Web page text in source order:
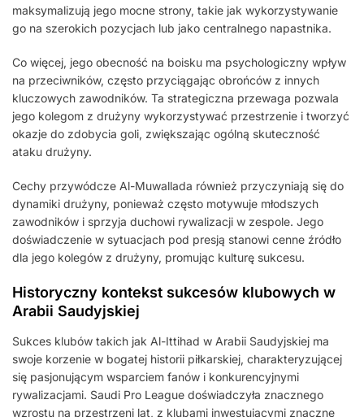
maksymalizują jego mocne strony, takie jak wykorzystywanie
go na szerokich pozycjach lub jako centralnego napastnika.
Co więcej, jego obecność na boisku ma psychologiczny wpływ
na przeciwników, często przyciągając obrońców z innych
kluczowych zawodników. Ta strategiczna przewaga pozwala
jego kolegom z drużyny wykorzystywać przestrzenie i tworzyć
okazje do zdobycia goli, zwiększając ogólną skuteczność
ataku drużyny.
Cechy przywódcze Al-Muwallada również przyczyniają się do
dynamiki drużyny, ponieważ często motywuje młodszych
zawodników i sprzyja duchowi rywalizacji w zespole. Jego
doświadczenie w sytuacjach pod presją stanowi cenne źródło
dla jego kolegów z drużyny, promując kulturę sukcesu.
Historyczny kontekst sukcesów klubowych w
Arabii Saudyjskiej
Sukces klubów takich jak Al-Ittihad w Arabii Saudyjskiej ma
swoje korzenie w bogatej historii piłkarskiej, charakteryzującej
się pasjonującym wsparciem fanów i konkurencyjnymi
rywalizacjami. Saudi Pro League doświadczyła znacznego
wzrostu na przestrzeni lat, z klubami inwestującymi znaczne